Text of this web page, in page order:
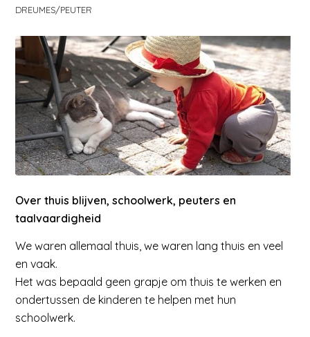
DREUMES/PEUTER
Over thuis blijven, schoolwerk, peuters en
taalvaardigheid
We waren allemaal thuis, we waren lang thuis en veel
en vaak.
Het was bepaald geen grapje om thuis te werken en
ondertussen de kinderen te helpen met hun
schoolwerk.